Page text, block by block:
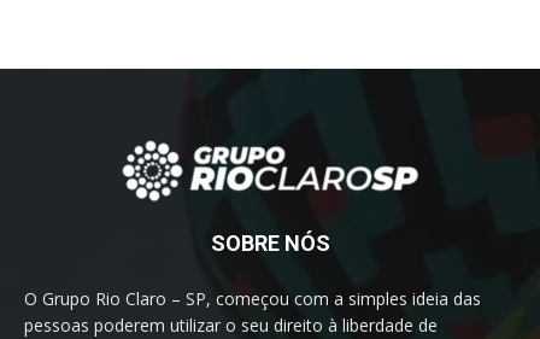
SOBRE NÓS
O Grupo Rio Claro – SP, começou com a simples ideia das
pessoas poderem utilizar o seu direito à liberdade de